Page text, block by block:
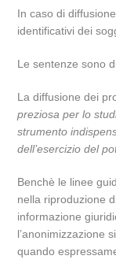
In caso di
identificativi dei
Le sentenze sono di
La diffusione dei
preziosa per lo
strumento
dell’esercizio del
Benchè le linee
nella riproduzione
informazione
l’anonimizzazione
quando